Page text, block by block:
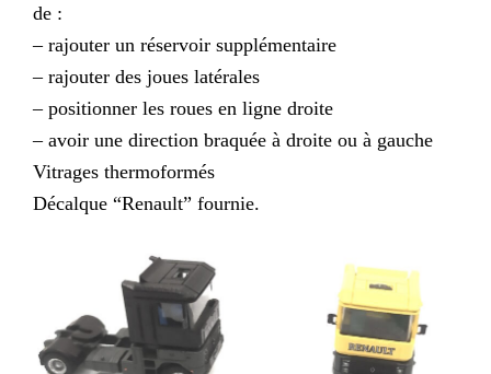
de :
– rajouter un réservoir supplémentaire
– rajouter des joues latérales
– positionner les roues en ligne droite
– avoir une direction braquée à droite ou à gauche
Vitrages thermoformés
Décalque “Renault” fournie.